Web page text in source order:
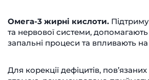
Омега-3 жирні кислоти.
та нервової системи,
запальні процеси та впливають на
Для корекції дефіцитів,